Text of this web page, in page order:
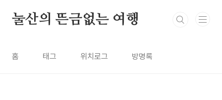
눌산의 뜬금없는 여행
홈 태그 위치로그 방명록